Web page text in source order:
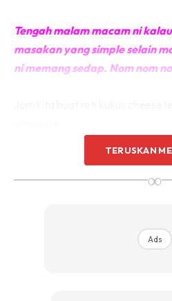
Tengah malam macam ni kal
masakan yang simple selain
ni memang sedap. Nom nom
ROTI KUKUS CHEESE KAYA
TERUSKAN
∞
Ads